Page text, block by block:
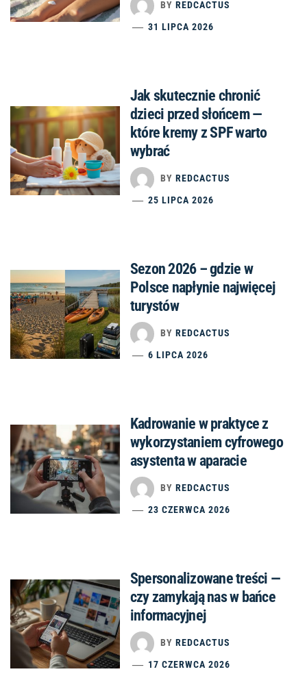
BY REDCACTUS
31 LIPCA 2026
Jak skutecznie chronić
dzieci przed słońcem —
które kremy z SPF warto
wybrać
BY REDCACTUS
25 LIPCA 2026
Sezon 2026 – gdzie w
Polsce napłynie najwięcej
turystów
BY REDCACTUS
6 LIPCA 2026
Kadrowanie w praktyce z
wykorzystaniem cyfrowego
asystenta w aparacie
BY REDCACTUS
23 CZERWCA 2026
Spersonalizowane treści —
czy zamykają nas w bańce
informacyjnej
BY REDCACTUS
17 CZERWCA 2026